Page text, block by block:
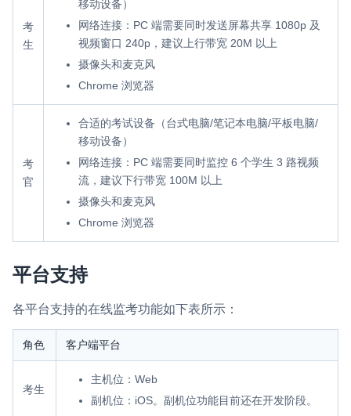
互动白板
快速实现多人实时互动白板协作
微呼叫 NEW
实现智能硬件和微信小程序之间的实时音视频互通
Status Page
集中展示声网主要产品及服务的综合服务质量及可用性信息
内容审核
对实时音频和视频画面进行风险识别，并联动回调和业务处置流
一站式实时互动模块的选型、购买、账号打通
SDK 拓展插件
拓展 SDK 能力，打造更具个性化的音视频互动效果
媒体服务
使用录制、推流、拉流等服务丰富互动体验
云端录制
本地服务端录制
旁路推流
考
生
移动设备）
网络连接：PC 端需要同时发送屏幕共享 1080p 及
视频窗口 240p，建议上行带宽 20M 以上
摄像头和麦克风
Chrome 浏览器
考
官
合适的考试设备（台式电脑/笔记本电脑/平板电脑/
移动设备）
网络连接：PC 端需要同时监控 6 个学生 3 路视频
流，建议下行带宽 100M 以上
摄像头和麦克风
Chrome 浏览器
平台支持
各平台支持的在线监考功能如下表所示：
角色 客户端平台
考生
主机位：Web
副机位：iOS。副机位功能目前还在开发阶段。